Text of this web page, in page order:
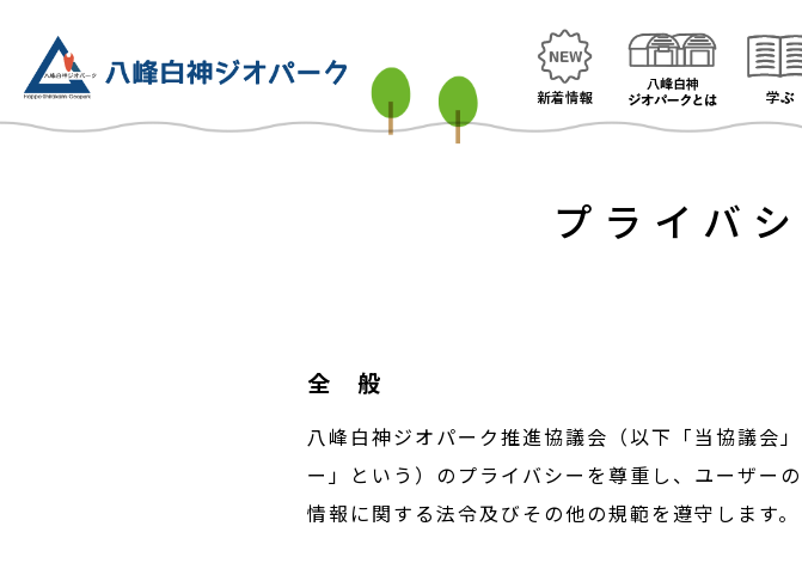
プライバ
全 般
八峰白神ジオパーク推進協議会（以下「当協議会
ー」という）のプライバシーを尊重し、ユーザー
情報に関する法令及びその他の規範を遵守します。